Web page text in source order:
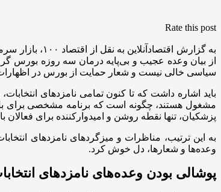
Rate this post
به گزارش
از بیان وعده عجیب و بی‌پایه درمان سه روزه بورس
سیاسی خالی نیست و شعار حمایت از بورس در اظهارات هر ۶ کاندیدا دیده می‌شود؛ اگرچه هیچ‌یک، برنامه مشخص و روشنی برای عمل به وعده خود ارائه
باید اشاره داشت که تا کنون تمامی نامزدهای
مشغول هستند، چگونه است که برنامه مشخصی برای
پزشکیان، تنها نقطه روشن و امیدوارکننده برای فعالان
به این ترتیب، مناظرات و میزگردهای نامزدهای
وعده‌ها و شعارها، دل خوش کرد.
پوشالی بودن وعده‌های نامزدهای